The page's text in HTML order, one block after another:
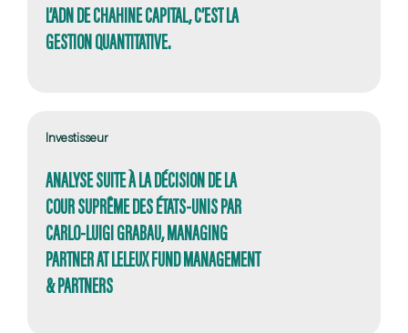
L’ADN DE CHAHINE CAPITAL, C’EST LA
GESTION QUANTITATIVE.
Investisseur
ANALYSE SUITE À LA DÉCISION DE LA
COUR SUPRÊME DES ÉTATS-UNIS PAR
CARLO-LUIGI GRABAU, MANAGING
PARTNER AT LELEUX FUND MANAGEMENT
& PARTNERS